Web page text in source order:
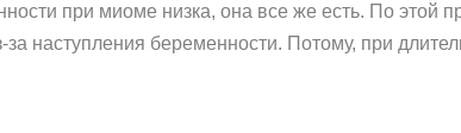
при миоме низка, она все же есть. По этой
наступления беременности. Потому, при